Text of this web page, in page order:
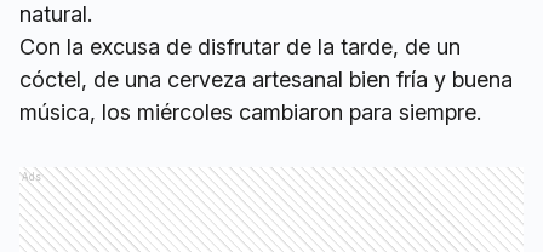
natural.
Con la excusa de disfrutar de la tarde, de un
cóctel, de una cerveza artesanal bien fría y buena
música, los miércoles cambiaron para siempre.
Ads